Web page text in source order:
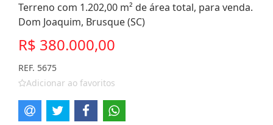
Terreno com 1.202,00 m² de área total, para venda.
Dom Joaquim, Brusque (SC)
R$ 380.000,00
REF. 5675
Adicionar ao favoritos